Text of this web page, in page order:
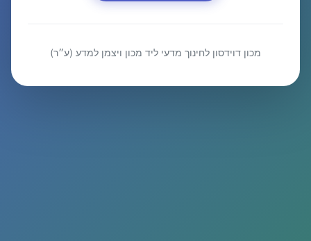
מכון דוידסון לחינוך מדעי ליד מכון ויצמן למדע (ע״ר)